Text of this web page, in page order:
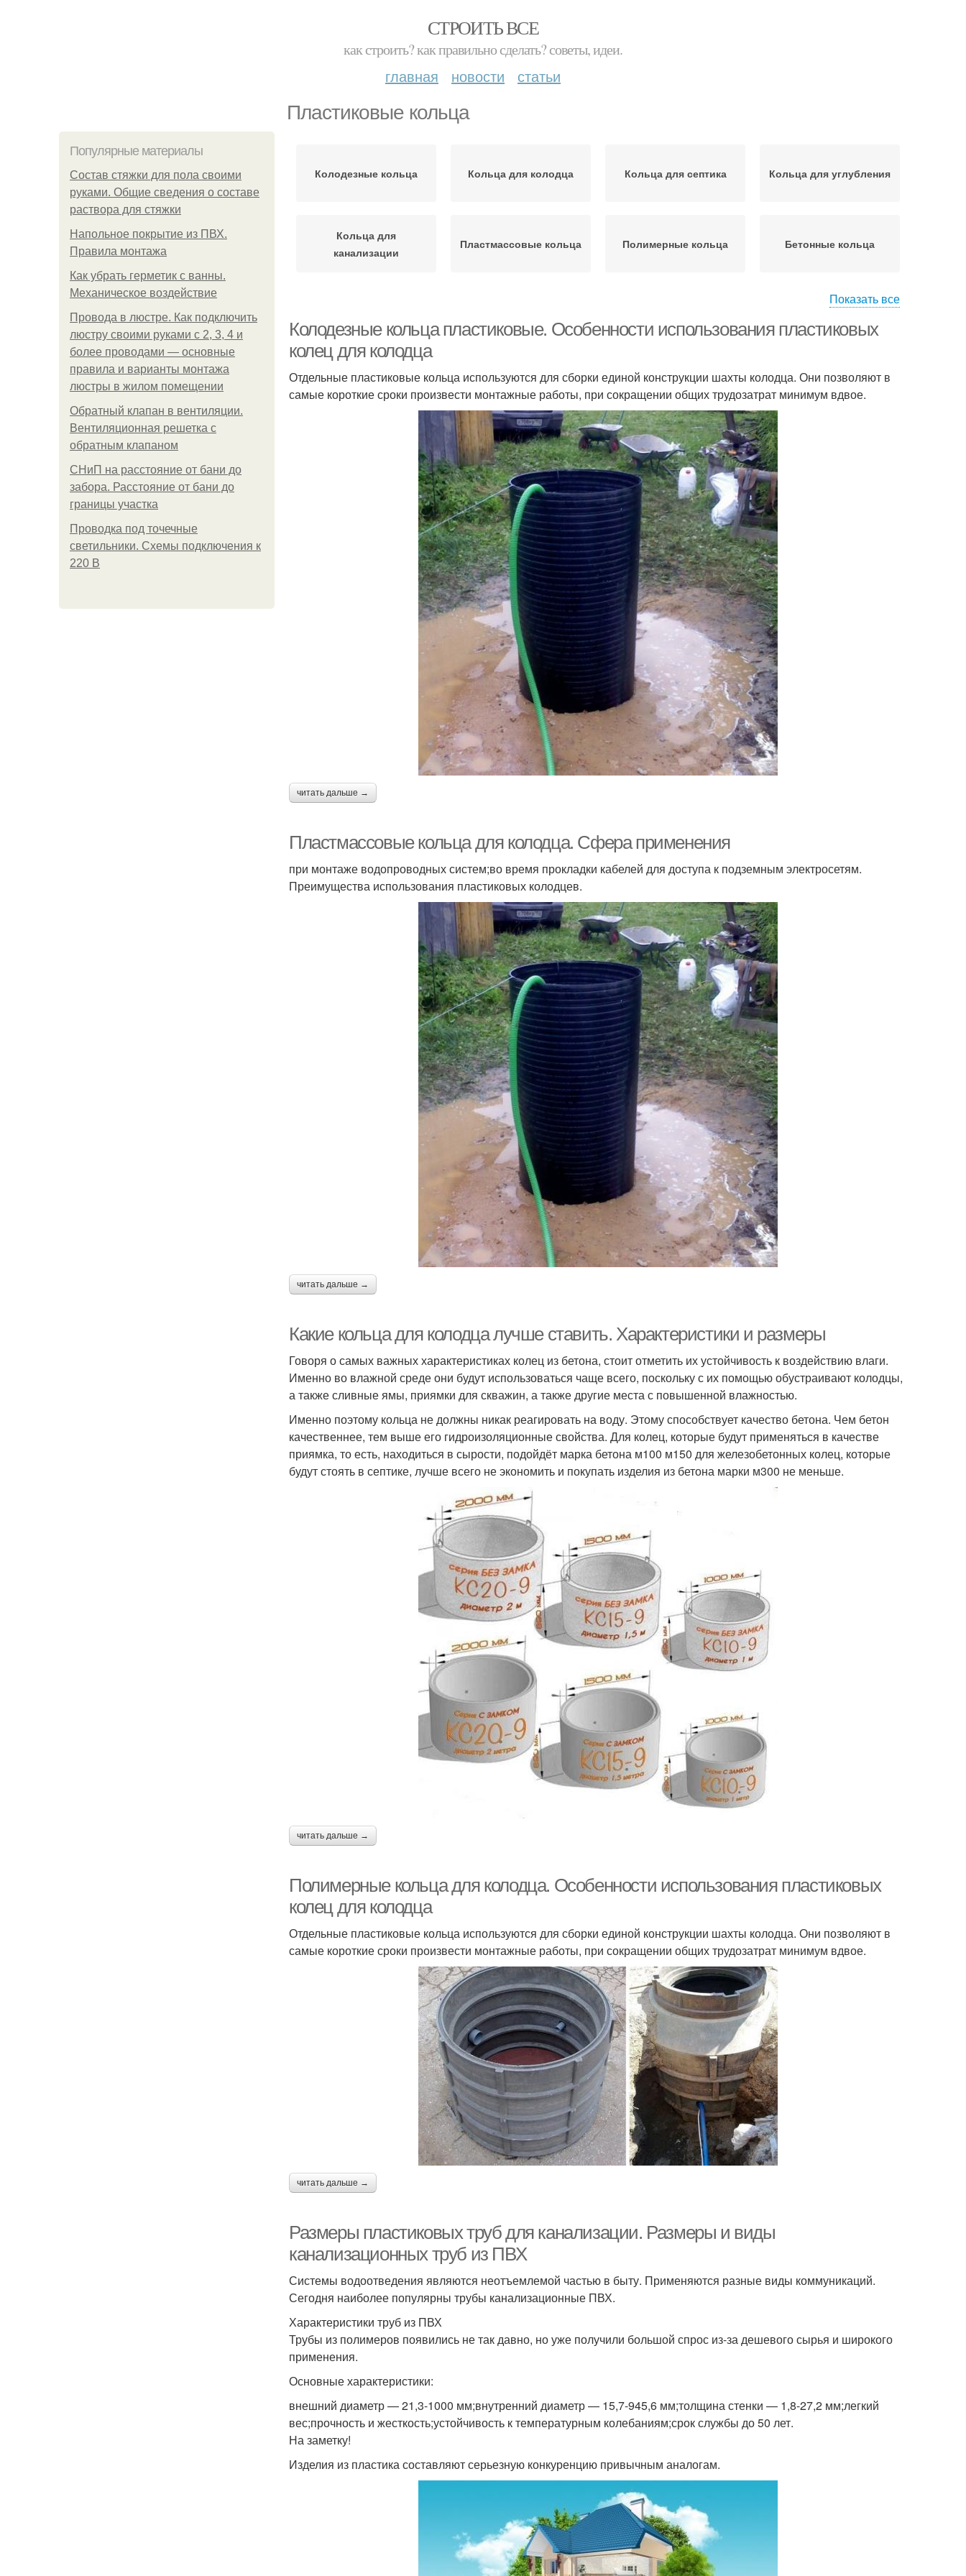
СТРОИТЬ ВСЕ
как строить? как правильно сделать? советы, идеи.
главная новости статьи
Пластиковые кольца
Популярные материалы
Состав стяжки для пола своими
руками. Общие сведения о составе
раствора для стяжки
Напольное покрытие из ПВХ.
Правила монтажа
Как убрать герметик с ванны.
Механическое воздействие
Провода в люстре. Как подключить
люстру своими руками с 2, 3, 4 и
более проводами — основные
правила и варианты монтажа
люстры в жилом помещении
Обратный клапан в вентиляции.
Вентиляционная решетка с
обратным клапаном
СНиП на расстояние от бани до
забора. Расстояние от бани до
границы участка
Проводка под точечные
светильники. Схемы подключения к
220 В
Колодезные кольца Кольца для колодца Кольца для септика Кольца для углубления
Кольца для
канализации
Пластмассовые кольца Полимерные кольца Бетонные кольца
кольца
кольца
Пластиковые вставки Пластиковые колодцы Пластиковые люки
Кольца для питьевого
колодца
Ремонтные кольца
Кольца для выгребной
ямы
Кольца для колодцев
Септики из бетонных
колец
Показать все
Колодезные кольца пластиковые. Особенности использования пластиковых
колец для колодца
Отдельные пластиковые кольца используются для сборки единой конструкции шахты колодца. Они позволяют в
самые короткие сроки произвести монтажные работы, при сокращении общих трудозатрат минимум вдвое.
читать дальше →
Пластмассовые кольца для колодца. Сфера применения
при монтаже водопроводных систем;во время прокладки кабелей для доступа к подземным электросетям.
Преимущества использования пластиковых колодцев.
читать дальше →
Какие кольца для колодца лучше ставить. Характеристики и размеры
Говоря о самых важных характеристиках колец из бетона, стоит отметить их устойчивость к воздействию влаги.
Именно во влажной среде они будут использоваться чаще всего, поскольку с их помощью обустраивают колодцы,
а также сливные ямы, приямки для скважин, а также другие места с повышенной влажностью.
Именно поэтому кольца не должны никак реагировать на воду. Этому способствует качество бетона. Чем бетон
качественнее, тем выше его гидроизоляционные свойства. Для колец, которые будут применяться в качестве
приямка, то есть, находиться в сырости, подойдёт марка бетона м100 м150 для железобетонных колец, которые
будут стоять в септике, лучше всего не экономить и покупать изделия из бетона марки м300 не меньше.
читать дальше →
Полимерные кольца для колодца. Особенности использования пластиковых
колец для колодца
Отдельные пластиковые кольца используются для сборки единой конструкции шахты колодца. Они позволяют в
самые короткие сроки произвести монтажные работы, при сокращении общих трудозатрат минимум вдвое.
читать дальше →
Размеры пластиковых труб для канализации. Размеры и виды
канализационных труб из ПВХ
Системы водоотведения являются неотъемлемой частью в быту. Применяются разные виды коммуникаций.
Сегодня наиболее популярны трубы канализационные ПВХ.
Характеристики труб из ПВХ
Трубы из полимеров появились не так давно, но уже получили большой спрос из-за дешевого сырья и широкого
применения.
Основные характеристики:
внешний диаметр — 21,3-1000 мм;внутренний диаметр — 15,7-945,6 мм;толщина стенки — 1,8-27,2 мм;легкий
вес;прочность и жесткость;устойчивость к температурным колебаниям;срок службы до 50 лет.
На заметку!
Изделия из пластика составляют серьезную конкуренцию привычным аналогам.